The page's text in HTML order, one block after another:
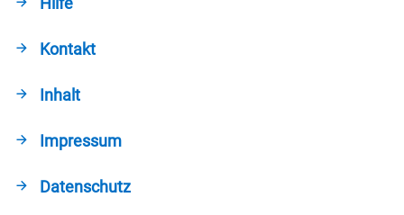
Kontakt
Inhalt
Impressum
Datenschutz